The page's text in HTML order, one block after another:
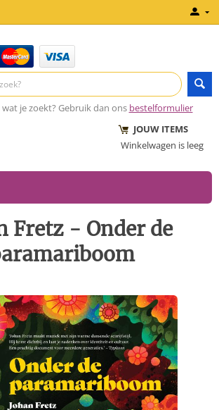
je zoekt? Gebruik dan ons bestelformulier
JOUW ITEMS
Winkelwagen is leeg
Fretz - Onder de